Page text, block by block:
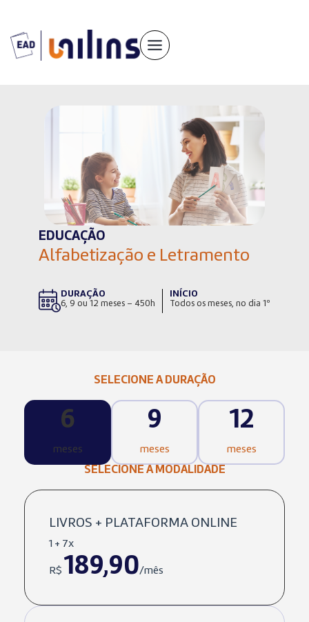
conteúdo
EDUCAÇÃO
Alfabetização e Letramento
DURAÇÃO
6, 9 ou 12 meses – 450h
INÍCIO
Todos os meses, no dia 1º
SELECIONE A DURAÇÃO
6
meses
9
meses
12
meses
SELECIONE A MODALIDADE
LIVROS + PLATAFORMA ONLINE
1 + 7x
R$ 189,90/mês